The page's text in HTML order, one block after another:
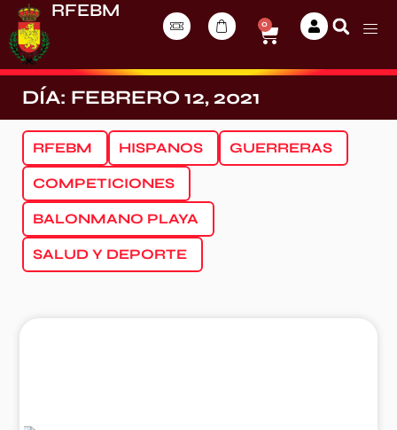
RFEBM
0
DÍA: FEBRERO 12, 2021
RFEBM HISPANOS GUERRERAS
COMPETICIONES
BALONMANO PLAYA
SALUD Y DEPORTE